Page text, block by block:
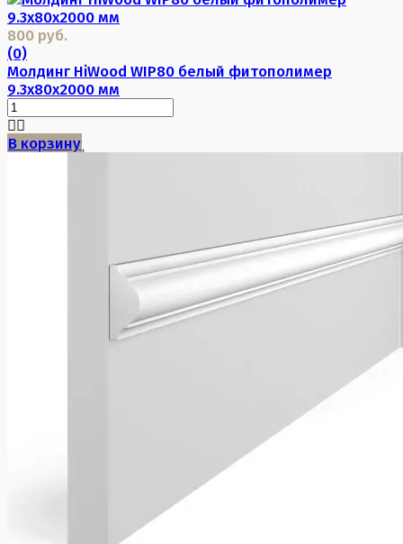
800 руб.
(0)
Молдинг HiWood WIP80 белый фитополимер
9.3х80х2000 мм
В корзину